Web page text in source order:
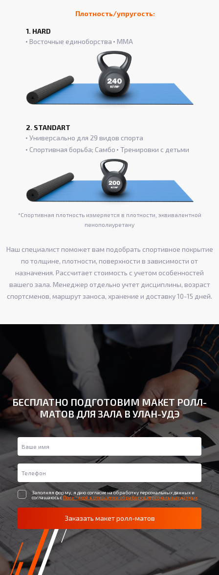
Плотность/упругость:
1. HARD
Восточные единоборства
ММА
2. STANDART
Универсально для 29 видов спорта
Спортивная борьба; Самбо
Тренировки с детьми
*Спортивная плотность измеряется в плотности, эквивалентной
пенополиуретану
Наш специалист поможет вам подобрать спортивное покрытие
по толщине, плотности, поверхности в зависимости от
назначения. Рассчитает стоимость с учетом особенностей
вашего зала. Менеджер отдельно учтет дисциплины, возраст
спортсменов, маршрут заноса, хранение и доставку 10-15 дней.
БЕСПЛАТНО ПОДГОТОВИМ МАКЕТ РОЛЛ-
МАТОВ ДЛЯ ЗАЛА В УЛАН-УДЭ
Заполняя форму, я даю согласие на обработку персональных данных и
соглашаюсь с Политикой в отношении обработки персональных данных
Заказать макет ролл-матов